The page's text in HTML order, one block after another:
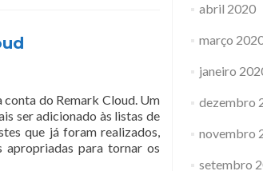
do Remark Cloud. Um
ser adicionado às listas de
que já foram realizados,
apropriadas para tornar os
abril 2020
março
janeiro
dezembro
novembro
setembro